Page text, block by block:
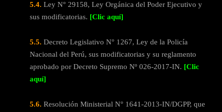
5.4. Ley N° 29158, Ley Orgánica del Poder Ejecutivo y
sus modificatorias. [Clic aquí]
5.5. Decreto Legislativo N° 1267, Ley de la Policía
Nacional del Perú, sus modificatorias y su reglamento
aprobado por Decreto Supremo Nº 026-2017-IN. [Clic
aquí]
5.6. Resolución Ministerial N° 1641-2013-IN/DGPP, que